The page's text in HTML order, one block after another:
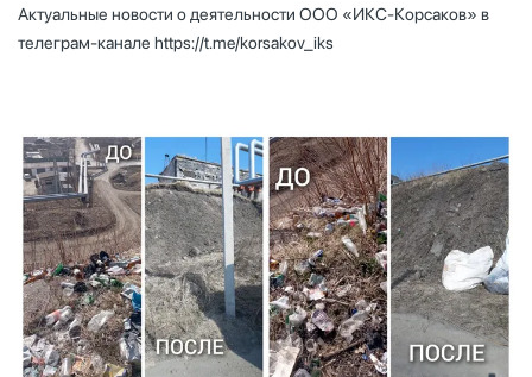
Актуальные новости о деятельности ООО «ИКС-Корсаков» в
телеграм-канале https://t.me/korsakov_iks